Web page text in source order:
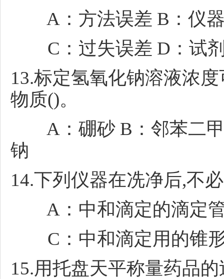
A：方法误差 B：仪
C：过失误差 D：试
13.标定氢氧化钠溶液浓
物质()。
A：硼砂 B：邻苯二甲
钠
14.下列仪器在冼净后,不
A：中和滴定的滴定管
C：中和滴定用的锥形
15.用托盘天平称量药品